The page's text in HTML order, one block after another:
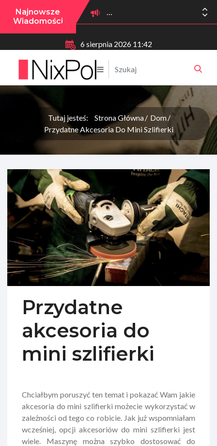
Najnowsze
Wiadomości
6 sierpnia 2026 11:42
Tutaj jesteś: Strona Główna
Dom
Przydatne Akcesoria Do Mini Szlifierki
Przydatne
akcesoria do
mini szlifierki
Chciałbym poruszyć ten temat i pokazać Wam jakie
akcesoria do mini szlifierki możecie wykorzystać w
zależności od tego co robicie. Jak już wspomniałam
wcześniej, opcji akcesoriów do mini szlifierki jest
wiele. Maszynę można szybko dostosować do